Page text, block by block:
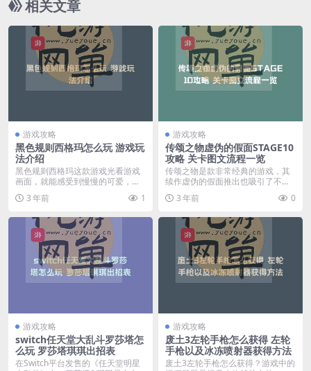
相关文章
游戏攻略
黑色规则西格玛怎么玩 游戏玩
法介绍
黑色规则西格玛这款游戏光看游戏
画面，就能感受到慢慢的可爱，作
为主机移植游戏，相信...
3 年前 1
游戏攻略
传颂之物虚伪的假面STAGE10
攻略 关卡图文流程一览
传颂之物是款非常经典的游戏，其
续作虚伪的假面推出也吸引了不少
玩家的关注，下面我们...
3 年前 0
游戏攻略
switch任天堂大乱斗罗莎塔怎
么玩 罗莎塔琪琪出招表
在Switch平台发售的《任天堂明星
游戏攻略
废土3左轮手枪怎么获得 左轮
手枪以及冰冻喷射器获得方法
废土3左轮手枪怎么获得？游戏中的